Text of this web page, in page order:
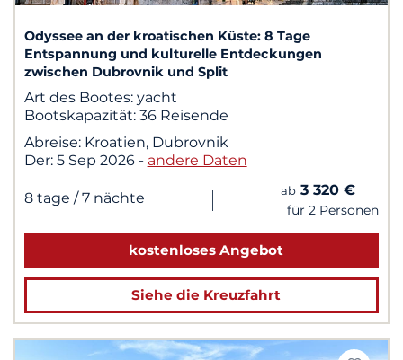
Odyssee an der kroatischen Küste: 8 Tage
Entspannung und kulturelle Entdeckungen
zwischen Dubrovnik und Split
Art des Bootes: yacht
Bootskapazität: 36 Reisende
Abreise: Kroatien, Dubrovnik
Der: 5 Sep 2026 - andere Daten
8 tage / 7 nächte | ab 3 320 €
für 2 Personen
kostenloses Angebot
Siehe die Kreuzfahrt